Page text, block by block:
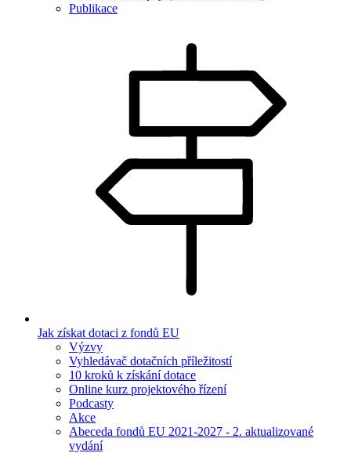
Publikace
Jak získat dotaci z fondů EU
Výzvy
Vyhledávač dotačních příležitostí
10 kroků k získání dotace
Online kurz projektového řízení
Podcasty
Akce
Abeceda fondů EU 2021-2027 - 2. aktualizované
vydání